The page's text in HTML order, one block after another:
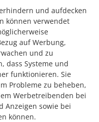
und aufdecken
können verwendet
auf Werbung,
und zu
dass Systeme und
funktionieren. Sie
Probleme zu beheben,
Werbetreibenden bei
Anzeigen sowie bei
können.